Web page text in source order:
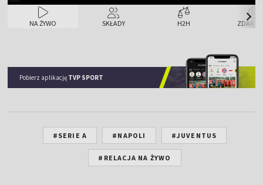
NA ŻYWO SKŁADY H2H
Pobierz aplikację TVP SPORT
#SERIE A #NAPOLI #JUVENTUS
#RELACJA NA ŻYWO